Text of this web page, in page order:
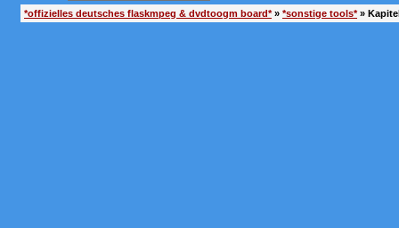
*offizielles deutsches flaskmpeg & dvdtoogm board*» *sonstige tools*»